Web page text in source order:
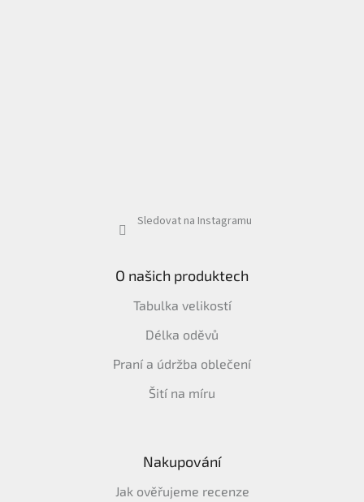
Sledovat na Instagramu
O našich produktech
Tabulka velikostí
Délka oděvů
Praní a údržba oblečení
Šití na míru
Nakupování
Jak ověřujeme recenze